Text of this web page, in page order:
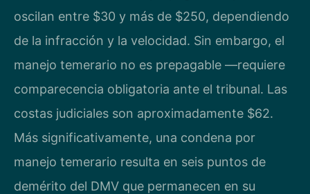
oscilan entre $30 y más de $250, dependiendo
de la infracción y la velocidad. Sin embargo, el
manejo temerario no es prepagable —requiere
comparecencia obligatoria ante el tribunal. Las
costas judiciales son aproximadamente $62.
Más significativamente, una condena por
manejo temerario resulta en seis puntos de
demérito del DMV que permanecen en su